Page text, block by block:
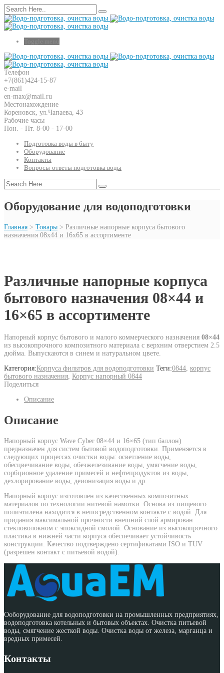
Телефон
+7(861)424-15-87
e-mail
en-max@mail.ru
Местонахождение
Кореновск, ул.Чапаева, 43
Рабочие часы
Пон. - Пт. 8-00 - 17-00
Подготовка воды в быту
Оборудование
Контакты
Вопросы-ответы подготовка воды
Оборудование для водоподготовки
Главная > Товары > Различные напорные корпуса бытового
назначения 08x44 и 16x65 в ассортименте
Различные напорные корпуса
бытового назначения 08×44 и
16×65 в ассортименте
Напорный корпус бытового и малого коммерческого назначения 08×44
из высокопрочного композитного материала с верхним отверстием 2.5
дюйма. Выпускаются в синем и натуральном цвете.
Категория:Корпуса фильтров для водоподготовки Теги:0844, корпус
бытового назначения, Корпус напорный 0844
Поделиться
Описание
Описание
Напорный корпус Wave Cyber 08×44 и 16×65 (тип баллон)
предназначен для систем бытовой водоподготовки. Применяется в
следующих процессах очистки воды: осветление воды,
обесцвечивание воды, обезжелезивание воды, умягчение воды,
сорбционное удаление примесей и нефтепродуктов из воды,
дехлорирование воды, деионизация воды и др.
Напорный корпус изготовлен из качественных композитных
материалов по технологии нитевой намотки. Основа из пищевого
полиэтилена находится в непосредственном контакте с водой. Для
придания максимальной прочности внешний слой армирован
стекловолокном с эпоксидной смолой. Основание из высокопрочного
пластика в нижней части корпуса обеспечивает устойчивость
конструкции. Качество подтверждено сертификатами ISO и TUV
(разрешен контакт с питьевой водой).
Ооборудование для водоподготовки на промышленных предприятиях,
водоподготовка котельных и бытовых объектах. Очистка питьевой
воды, смягчение жесткой воды. Очистка воды от железа, марганца и
вредных примесей.
Контакты